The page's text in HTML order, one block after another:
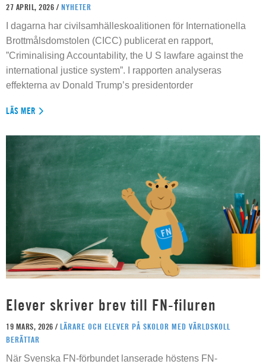
27 APRIL, 2026 / NYHETER
I dagarna har civilsamhälleskoalitionen för Internationella
Brottmålsdomstolen (CICC) publicerat en rapport,
”Criminalising Accountability, the U S lawfare against the
international justice system”. I rapporten analyseras
effekterna av Donald Trump’s presidentorder
LÄS MER
Elever skriver brev till FN-filuren
19 MARS, 2026 / LÄRARE OCH ELEVER PÅ SKOLOR MED VÄRLDSKOLL
BERÄTTAR
När Svenska FN-förbundet lanserade höstens FN-